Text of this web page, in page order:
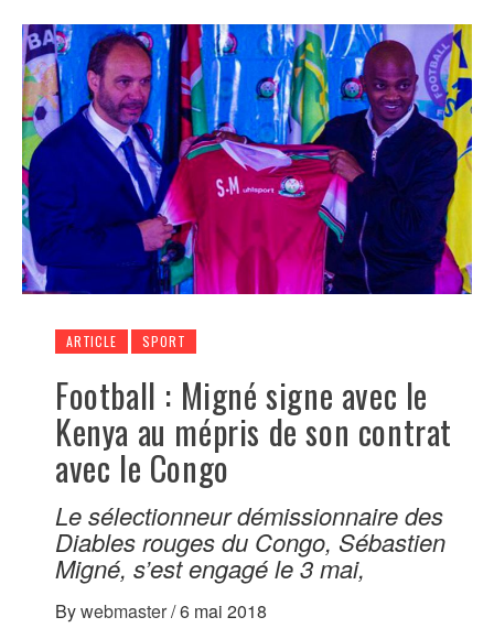
ARTICLE SPORT
Football : Migné signe avec le
Kenya au mépris de son contrat
avec le Congo
Le sélectionneur démissionnaire des
Diables rouges du Congo, Sébastien
Migné, s’est engagé le 3 mai,
Bywebmaster/6 mai 2018